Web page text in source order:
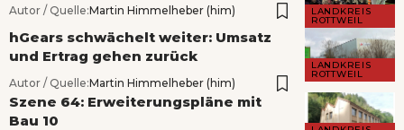
LANDKREIS
ROTTWEIL
Autor / Quelle:Martin Himmelheber (him)
LANDKREIS
ROTTWEIL
hGears schwächelt weiter: Umsatz
und Ertrag gehen zurück
Autor / Quelle:Martin Himmelheber (him)
Szene 64: Erweiterungspläne mit
Bau 10